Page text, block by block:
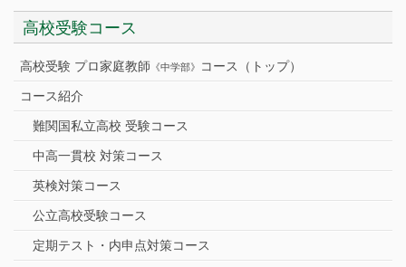
高校受験コース
高校受験 プロ家庭教師 《中学部》 コース（トップ）
コース紹介
難関国私立高校 受験コース
中高一貫校 対策コース
英検対策コース
公立高校受験コース
定期テスト・内申点対策コース